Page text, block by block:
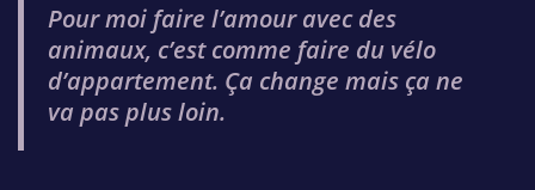
Pour moi faire l’amour avec des
animaux, c’est comme faire du vélo
d’appartement. Ça change mais ça ne
va pas plus loin.